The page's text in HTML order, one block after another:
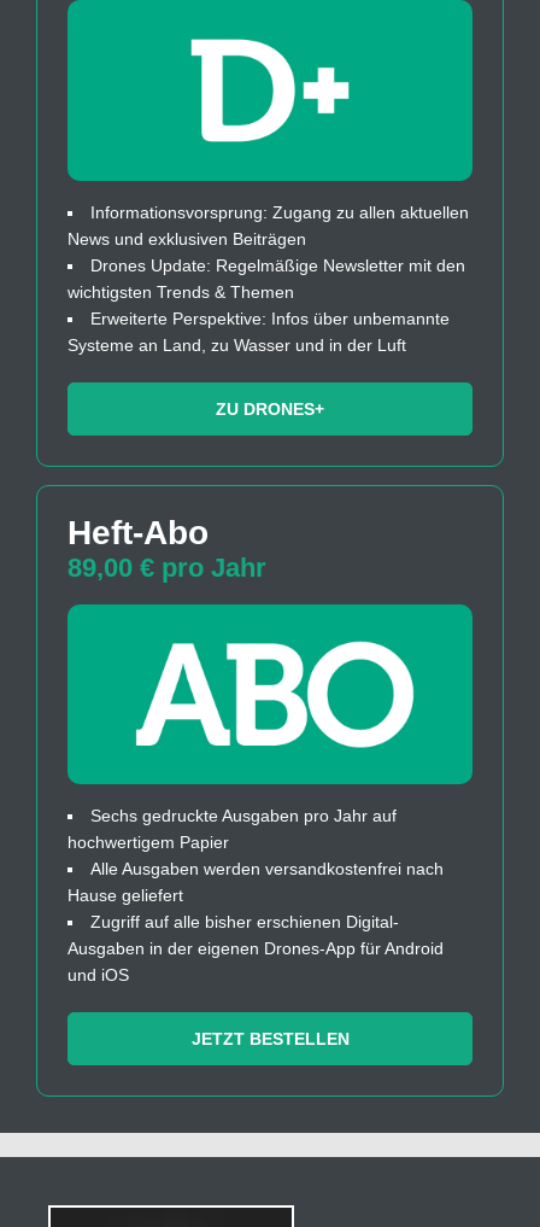
Informationsvorsprung: Zugang zu allen aktuellen
News und exklusiven Beiträgen
Drones Update: Regelmäßige Newsletter mit den
wichtigsten Trends & Themen
Erweiterte Perspektive: Infos über unbemannte
Systeme an Land, zu Wasser und in der Luft
ZU DRONES+
Heft-Abo
89,00 € pro Jahr
Sechs gedruckte Ausgaben pro Jahr auf
hochwertigem Papier
Alle Ausgaben werden versandkostenfrei nach
Hause geliefert
Zugriff auf alle bisher erschienen Digital-
Ausgaben in der eigenen Drones-App für Android
und iOS
JETZT BESTELLEN